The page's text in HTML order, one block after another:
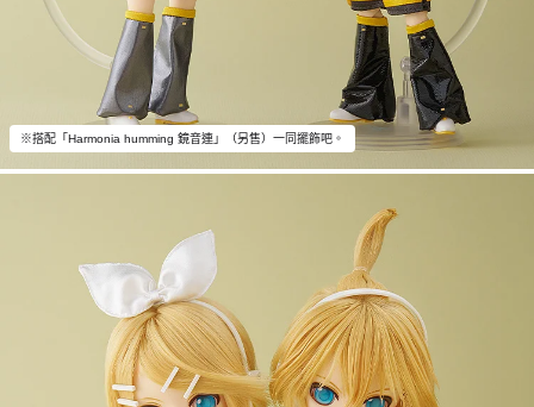
※搭配「Harmonia humming 鏡音連」（另售）一同擺飾吧。